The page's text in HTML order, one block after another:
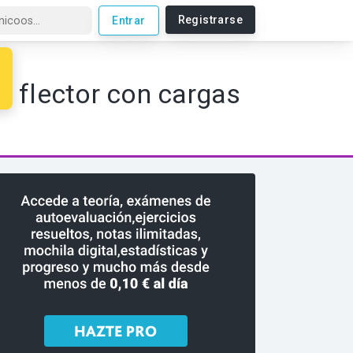
Entrar Registrarse
de Matemáticas, Física y Química
flector con cargas